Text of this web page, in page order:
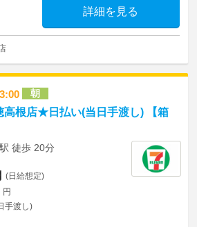
詳細を見る
朝
高根店★日払い(当日手渡し) 【箱
徒歩 20分
(日給想定)
円
手渡し)